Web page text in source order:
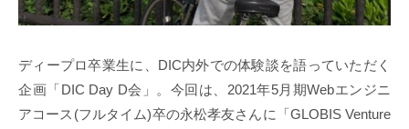
ディープロ卒業生に、DIC内外での体験談を語っていただく
企画「DIC Day D会」。今回は、2021年5月期Webエンジニ
アコース(フルタイム)卒の永松孝友さんに「GLOBIS Venture